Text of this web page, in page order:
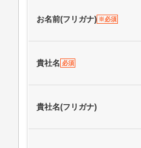
お名前(フリガナ) ※必須
貴社名 必須
貴社名(フリガナ)